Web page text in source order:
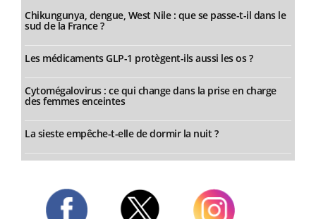
Chikungunya, dengue, West Nile : que se passe-t-il dans le
sud de la France ?
Les médicaments GLP-1 protègent-ils aussi les os ?
Cytomégalovirus : ce qui change dans la prise en charge
des femmes enceintes
La sieste empêche-t-elle de dormir la nuit ?